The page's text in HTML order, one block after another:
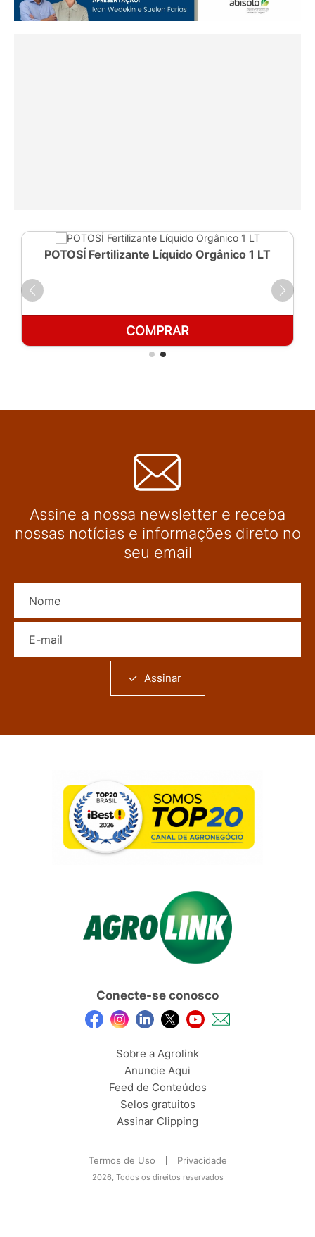
POTOSÍ Fertilizante Líquido Orgânico 1 LT
COMPRAR
Assine a nossa newsletter e receba
nossas notícias e informações direto no
seu email
Assinar
Conecte-se conosco
Sobre a Agrolink
Anuncie Aqui
Feed de Conteúdos
Selos gratuitos
Assinar Clipping
Termos de Uso Privacidade
2026, Todos os direitos reservados